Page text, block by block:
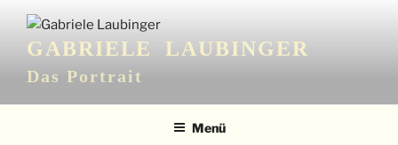
Inhalt
springenGABRIELE LAUBINGER
Das Portrait
Menü